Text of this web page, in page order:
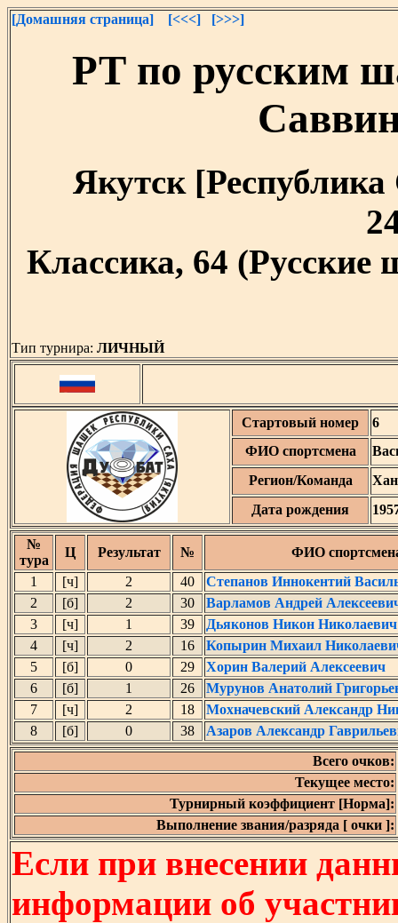
[Домашняя страница] [<<<] [>>>]
РТ по русским
Якутск
Классика, 64
Тип турнира: ЛИЧНЫЙ
Стартовый номер
6
ФИО спортсмена
Регион/Команда
Дата рождения
№
тура
Ц Результат №
ФИО
1
[ч] 2 40
Степанов Иннокентий
2
[б] 2 30
Варламов Андрей
3
[ч] 1 39
Дьяконов Никон Николаевич
4
[ч] 2 16
Копырин Михаил
5
[б] 0 29
Хорин Валерий Алексеевич
6
[б] 1 26
Мурунов Анатолий
7
[ч] 2 18
Мохначевский Александр
8
[б] 0 38
Азаров Александр
Всего очков:
Текущее место:
Турнирный коэффициент [Норма]:
Выполнение звания/разряда [ очки ]:
Если при внесении
информации об